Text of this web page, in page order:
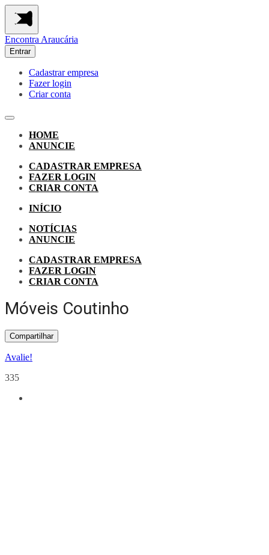
Encontra Araucária
Entrar
Cadastrar empresa
Fazer login
Criar conta
HOME
ANUNCIE
CADASTRAR EMPRESA
FAZER LOGIN
CRIAR CONTA
INÍCIO
NOTÍCIAS
ANUNCIE
CADASTRAR EMPRESA
FAZER LOGIN
CRIAR CONTA
Móveis Coutinho
Compartilhar
Avalie!
335